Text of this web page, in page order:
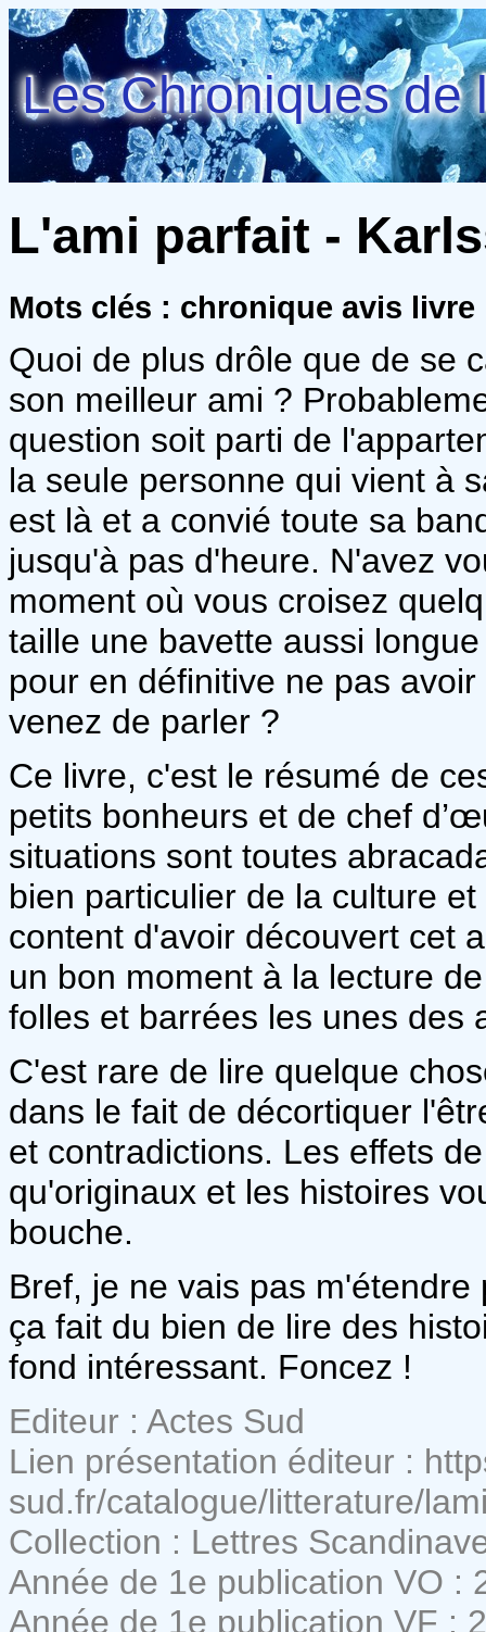
Les Chroniques de
L'ami parfait -
Mots clés : chronique avis
Quoi de plus drôle que de se
son meilleur ami ?
question soit parti de
la seule personne qui vient à
est là et a convié toute sa
jusqu'à pas d'heure. N'avez
moment où vous croisez
taille une bavette aussi
pour en définitive ne pas
venez de parler ?
Ce livre, c'est le résumé de
petits bonheurs et de chef
situations sont toutes
bien particulier de la culture
content d'avoir découvert cet
un bon moment à la lecture
folles et barrées les unes des
C'est rare de lire quelque
dans le fait de décortiquer
et contradictions. Les effets
qu'originaux et les histoires
bouche.
Bref, je ne vais pas
ça fait du bien de lire des
fond intéressant. Foncez !
Editeur : Actes Sud
Lien présentation éditeur :
sud.fr/catalogue/litterature/
Collection : Lettres
Année de 1e publication VO :
Année de 1e publication VF :